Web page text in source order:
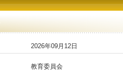
2026年09月12日
教育委員会